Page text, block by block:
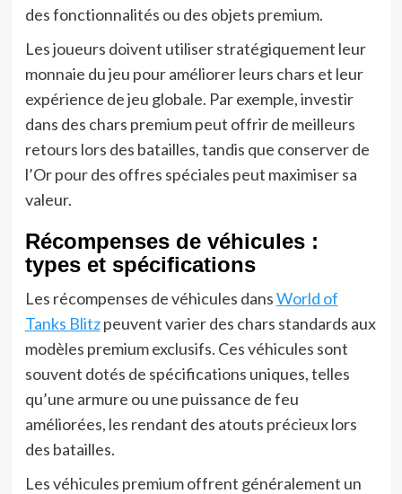
des fonctionnalités ou des objets premium.
Les joueurs doivent utiliser stratégiquement leur
monnaie du jeu pour améliorer leurs chars et leur
expérience de jeu globale. Par exemple, investir
dans des chars premium peut offrir de meilleurs
retours lors des batailles, tandis que conserver de
l’Or pour des offres spéciales peut maximiser sa
valeur.
Récompenses de véhicules :
types et spécifications
Les récompenses de véhicules dansWorld of
Tanks Blitzpeuvent varier des chars standards aux
modèles premium exclusifs. Ces véhicules sont
souvent dotés de spécifications uniques, telles
qu’une armure ou une puissance de feu
améliorées, les rendant des atouts précieux lors
des batailles.
Les véhicules premium offrent généralement un